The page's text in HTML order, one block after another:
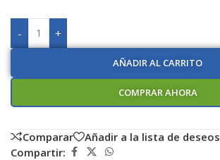
- +
AÑADIR AL CARRITO
COMPRAR AHORA
Comparar
Añadir a la lista de deseos
Compartir: